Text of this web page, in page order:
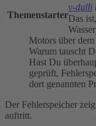
Themenstarter
v-dulli
Das
Motors über
Warum tauscht
Hast Du
geprüft,
dort genannten
Der Fehlerspeicher
auftritt.